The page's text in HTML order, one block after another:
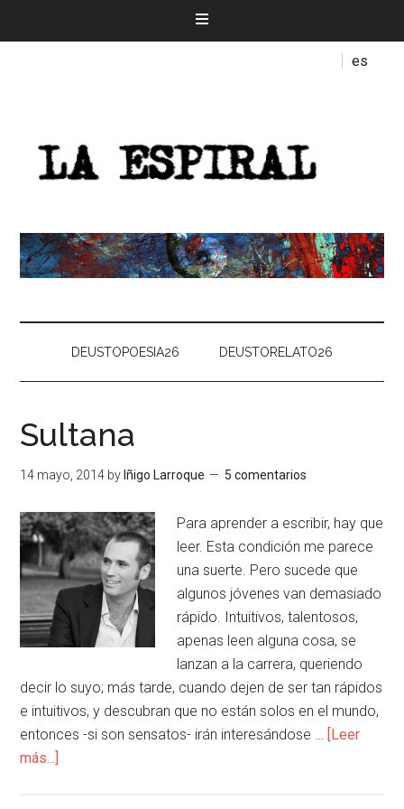
es
DEUSTOPOESIA26 DEUSTORELATO26
Sultana
14 mayo, 2014 by Iñigo Larroque 5 comentarios
Para aprender a escribir, hay que
leer. Esta condición me parece
una suerte. Pero sucede que
algunos jóvenes van demasiado
rápido. Intuitivos, talentosos,
apenas leen alguna cosa, se
lanzan a la carrera, queriendo
decir lo suyo; más tarde, cuando dejen de ser tan rápidos
e intuitivos, y descubran que no están solos en el mundo,
entonces -si son sensatos- irán interesándose … [Leer
más...]